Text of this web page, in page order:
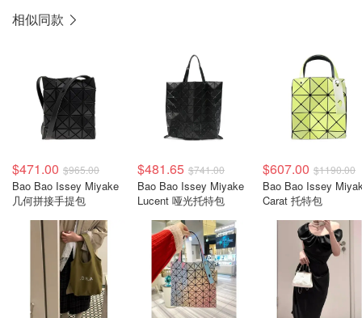
相似同款
$471.00 $965.00
Bao Bao Issey Miyake
几何拼接手提包
$481.65 $741.00
Bao Bao Issey Miyake
Lucent 哑光托特包
$607.00 $1190.00
Bao Bao Issey
Carat 托特包